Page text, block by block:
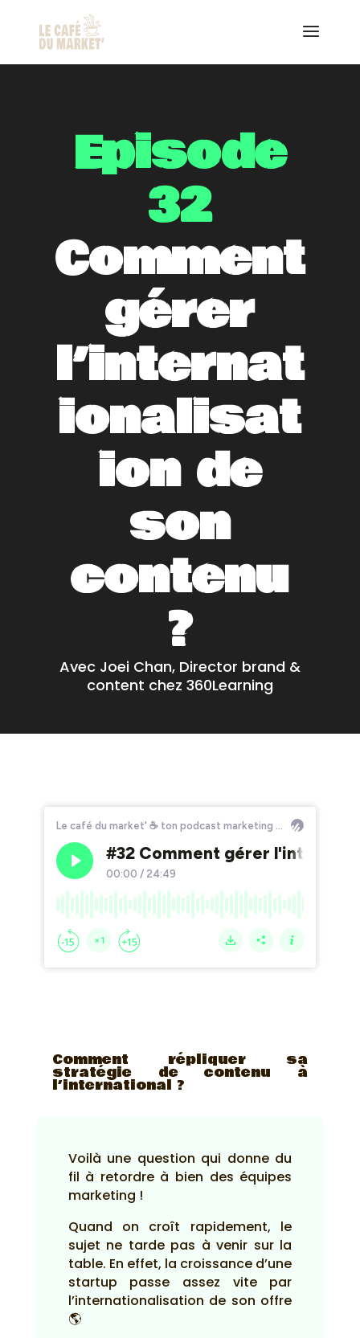
Episode
32
Comment
gérer
l’internat
ionalisat
ion de
son
contenu
?
Avec Joei Chan, Director brand &
content chez 360Learning
Comment répliquer sa
stratégie de contenu à
l’international ?
Voilà une question qui donne du
fil à retordre à bien des équipes
marketing !
Quand on croît rapidement, le
sujet ne tarde pas à venir sur la
table. En effet, la croissance d’une
startup passe assez vite par
l’internationalisation de son offre
🌎